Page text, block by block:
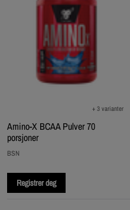
Amino-X BCAA Pulver 70
porsjoner
+ 3 varianter
BSN
Registrer deg